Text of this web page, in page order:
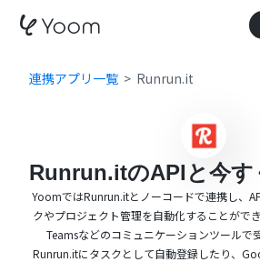
連携アプリ一覧 Runrun.it
Runrun.itのAPIと今す
YoomではRunrun.itとノーコードで連携し、
クやプロジェクト管理を自動化することがで
Teamsなどのコミュニケーションツールで
Runrun.itにタスクとして自動登録したり、